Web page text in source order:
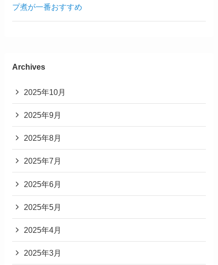
プ煮が一番おすすめ
Archives
2025年10月
2025年9月
2025年8月
2025年7月
2025年6月
2025年5月
2025年4月
2025年3月